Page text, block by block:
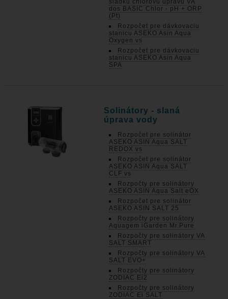
sladkú chlórovú úpravu VA
dos BASIC Chlor - pH + ORP
(Pt)
Rozpočet pre dávkovaciu
stanicu ASEKO Asin Aqua
Oxygen vs
Rozpočet pre dávkovaciu
stanicu ASEKO Asin Aqua
SPA
Solinátory - slaná
úprava vody
Rozpočet pre solinátor
ASEKO ASIN Aqua SALT
REDOX vs
Rozpočet pre solinátor
ASEKO ASIN Aqua SALT
CLF vs
Rozpočty pre solinátory
ASEKO ASIN Aqua Salt eOX
Rozpočet pre solinátor
ASEKO ASIN SALT 25
Rozpočty pre solinátory
Aquagem iGarden Mr.Pure
Rozpočty pre solinátory VA
SALT SMART
Rozpočty pre solinátory VA
SALT EVO+
Rozpočty pre solinátory
ZODIAC Ei2
Rozpočty pre solinátory
ZODIAC Ei SALT